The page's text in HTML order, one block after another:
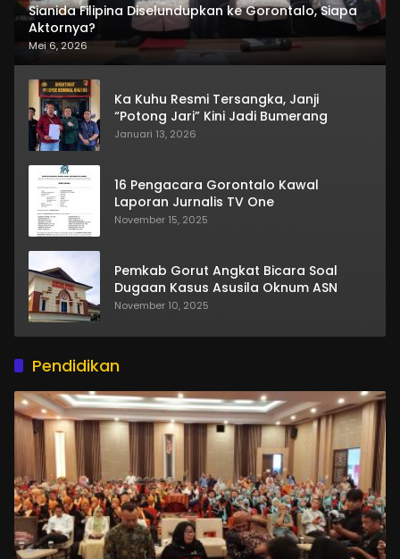
Sianida Filipina Diselundupkan ke Gorontalo, Siapa
Aktornya?
Mei 6, 2026
Ka Kuhu Resmi Tersangka, Janji
“Potong Jari” Kini Jadi Bumerang
Januari 13, 2026
16 Pengacara Gorontalo Kawal
Laporan Jurnalis TV One
November 15, 2025
Pemkab Gorut Angkat Bicara Soal
Dugaan Kasus Asusila Oknum ASN
November 10, 2025
Pendidikan